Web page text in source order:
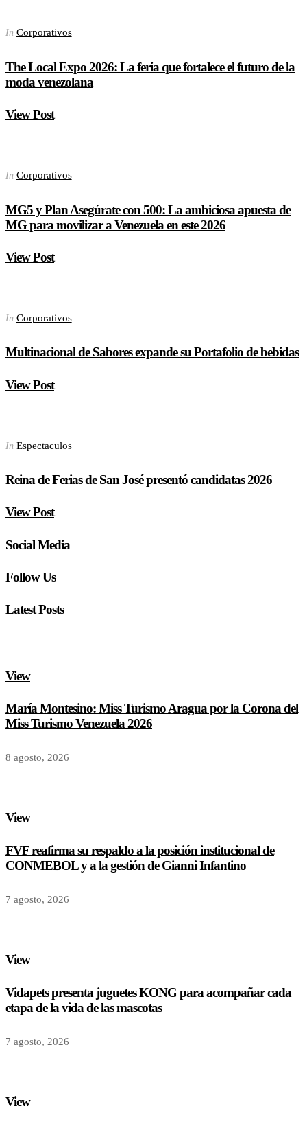
In Corporativos
The Local Expo 2026: La feria que fortalece el futuro de la
moda venezolana
View Post
In Corporativos
MG5 y Plan Asegúrate con 500: La ambiciosa apuesta de
MG para movilizar a Venezuela en este 2026
View Post
In Corporativos
Multinacional de Sabores expande su Portafolio de bebidas
View Post
In Espectaculos
Reina de Ferias de San José presentó candidatas 2026
View Post
Social Media
Follow Us
Latest Posts
View
María Montesino: Miss Turismo Aragua por la Corona del
Miss Turismo Venezuela 2026
8 agosto, 2026
View
FVF reafirma su respaldo a la posición institucional de
CONMEBOL y a la gestión de Gianni Infantino
7 agosto, 2026
View
Vidapets presenta juguetes KONG para acompañar cada
etapa de la vida de las mascotas
7 agosto, 2026
View